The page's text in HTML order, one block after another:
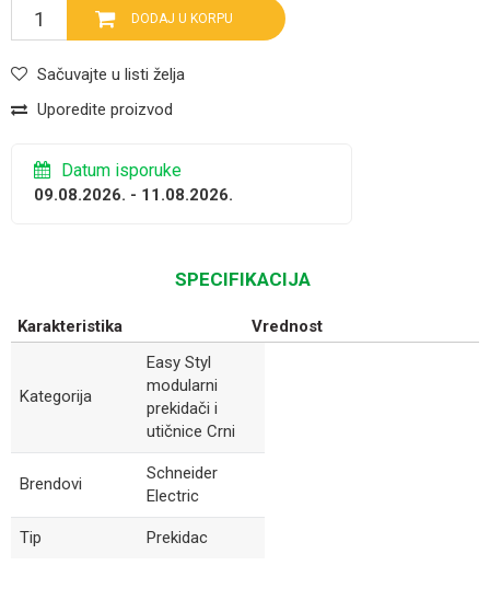
DODAJ U KORPU
Sačuvajte u listi želja
Uporedite proizvod
Datum isporuke
09.08.2026. - 11.08.2026.
SPECIFIKACIJA
Karakteristika Vrednost
Kategorija
Easy Styl
modularni
prekidači i
utičnice Crni
Brendovi
Schneider
Electric
Tip Prekidac